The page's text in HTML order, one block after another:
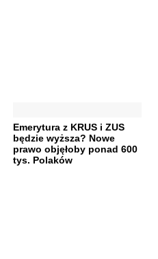
Emerytura z KRUS i ZUS
będzie wyższa? Nowe
prawo objęłoby ponad 600
tys. Polaków